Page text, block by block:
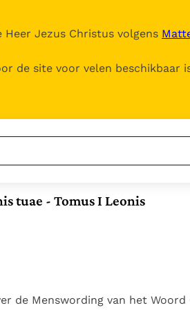
Heer Jezus Christus volgens
de site voor velen beschikbaar
Het Vaticaan publiceert
toe
stad is zowel een gave
tuae - Tomus I Leonis
de Menswording van het Woord